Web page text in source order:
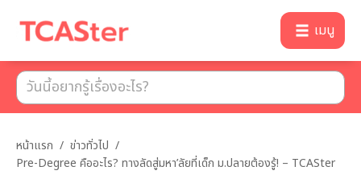
เมนู
หน้าแรก / ข่าวทั่วไป /
Pre-Degree คืออะไร? ทางลัดสู่มหา’ลัยที่เด็ก ม.ปลายต้องรู้! – TCASter